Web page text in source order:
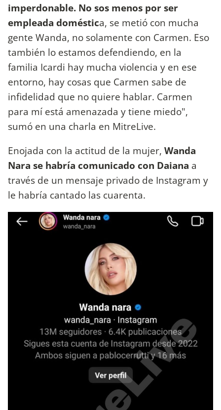
imperdonable. No sos menos por ser
empleada doméstica, se metió con mucha
gente Wanda, no solamente con Carmen. Eso
también lo estamos defendiendo, en la
familia Icardi hay mucha violencia y en ese
entorno, hay cosas que Carmen sabe de
infidelidad que no quiere hablar. Carmen
para mí está amenazada y tiene miedo",
sumó en una charla en MitreLive.
Enojada con la actitud de la mujer, Wanda
Nara se habría comunicado con Daiana a
través de un mensaje privado de Instagram y
le habría cantado las cuarenta.